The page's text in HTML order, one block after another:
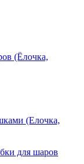
(Ёлочка,
(Елочка,
для шаров